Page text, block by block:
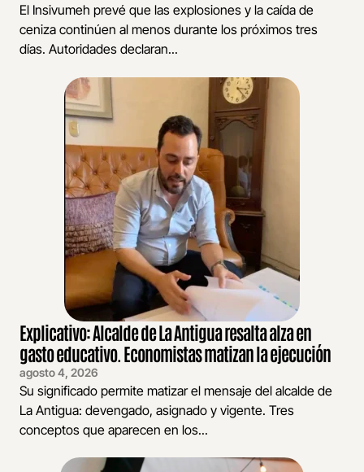
El Insivumeh prevé que las explosiones y la caída de
ceniza continúen al menos durante los próximos tres
días. Autoridades declaran...
Explicativo: Alcalde de La Antigua resalta alza en
gasto educativo. Economistas matizan la ejecución
agosto 4, 2026
Su significado permite matizar el mensaje del alcalde de
La Antigua: devengado, asignado y vigente. Tres
conceptos que aparecen en los...